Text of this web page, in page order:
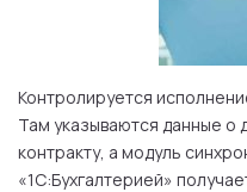
Контролируется
Там указываются данные о
контракту, а модуль
«1С:Бухгалтерией»